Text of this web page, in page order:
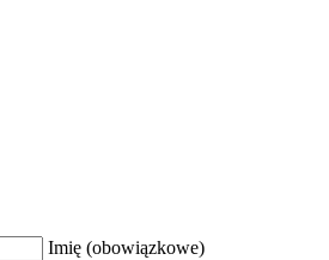
Imię (obowiązkowe)